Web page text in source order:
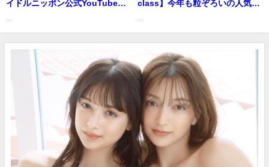
イドルニッポン公式YouTubeチ
class】今年も粒ぞろいの人気美
真集『ラッキーハーレムチャン
ス』好評発売中！ (Dec 20,
2025) | 週プレChannel【集英社
週刊プレイボーイ公式】さんよ